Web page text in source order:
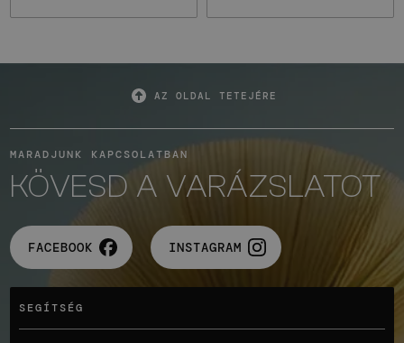
AZ OLDAL TETEJÉRE
MARADJUNK KAPCSOLATBAN
KÖVESD A VARÁZSLATOT
FACEBOOK INSTAGRAM
SEGÍTSÉG